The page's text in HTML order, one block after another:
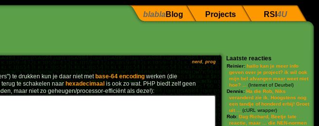
blabla Blog Projects RSI 4U
nerd, prog
te drukken kun je daar niet met base-64 encodingwerken (die
te schakelen naar hexadecimaal is ook zo wat. PHP biedt zelf geen
maar niet zo geheugen/processor-efficiënt als deze!):
Laatste reacties
Reinier: hallo kan je meer info
geven over je project? ik wil ook
mijn bel afvangen maar weet niet
hoe? ...
(Internet of Deurbel)
Dennis: Ha die Rob, Niks
veranderd zie ik. Hoogstens nog
een tandje of honderd erbij! Groet
uit ...
(cURL wrapper)
Rob: Dag Richard, Beetje late
reactie, maar ... die NEN-normen